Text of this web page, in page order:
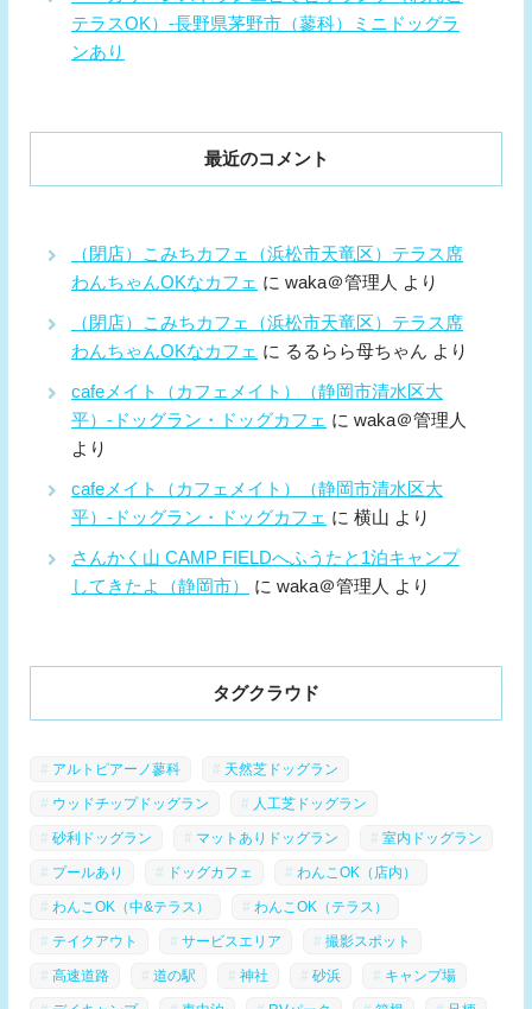
テラスOK）-長野県茅野市（蓼科）ミニドッグラ
ンあり
最近のコメント
（閉店）こみちカフェ（浜松市天竜区）テラス席
わんちゃんOKなカフェ に waka＠管理人 より
（閉店）こみちカフェ（浜松市天竜区）テラス席
わんちゃんOKなカフェ に るるらら母ちゃん より
cafeメイト（カフェメイト）（静岡市清水区大
平）-ドッグラン・ドッグカフェ に waka＠管理人
より
cafeメイト（カフェメイト）（静岡市清水区大
平）-ドッグラン・ドッグカフェ に 横山 より
さんかく山 CAMP FIELDへふうたと1泊キャンプ
してきたよ（静岡市）
に waka＠管理人 より
タグクラウド
アルトピアーノ蓼科 天然芝ドッグラン
ウッドチップドッグラン 人工芝ドッグラン
砂利ドッグラン マットありドッグラン 室内ドッグラン
プールあり ドッグカフェ わんこOK（店内）
わんこOK（中&テラス） わんこOK（テラス）
テイクアウト サービスエリア 撮影スポット
高速道路 道の駅 神社 砂浜 キャンプ場